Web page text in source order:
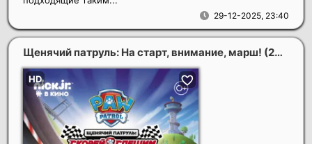
29-12-2025, 23:40
Щенячий патруль: На старт, внимание, марш! (2020)